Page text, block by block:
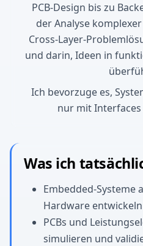
PCB-Design bis zu
der Analyse
Cross-Layer-
und darin, Ideen in
Ich bevorzuge es,
nur mit
Was ich
Embedded-Systeme
Hardware entwickeln
PCBs und
simulieren und